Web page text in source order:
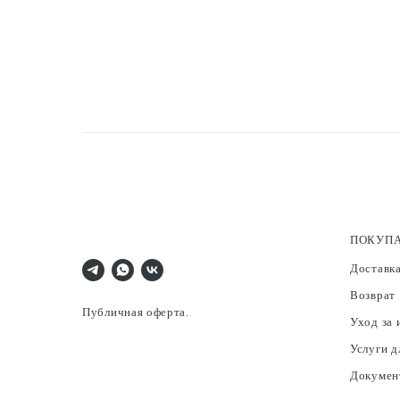
Публичная оферта.
Возврат
Уход за
Услуги